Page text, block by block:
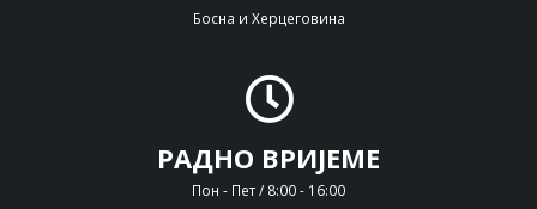
Босна и Херцеговина
РАДНО ВРИЈЕМЕ
Пон - Пет / 8:00 - 16:00